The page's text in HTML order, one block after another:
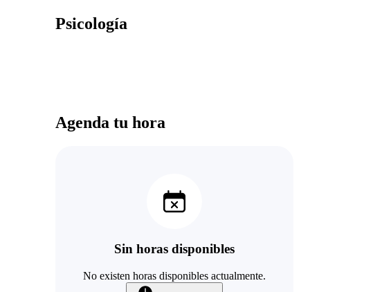
Psicología
Agenda tu hora
Sin horas disponibles
No existen horas disponibles actualmente.